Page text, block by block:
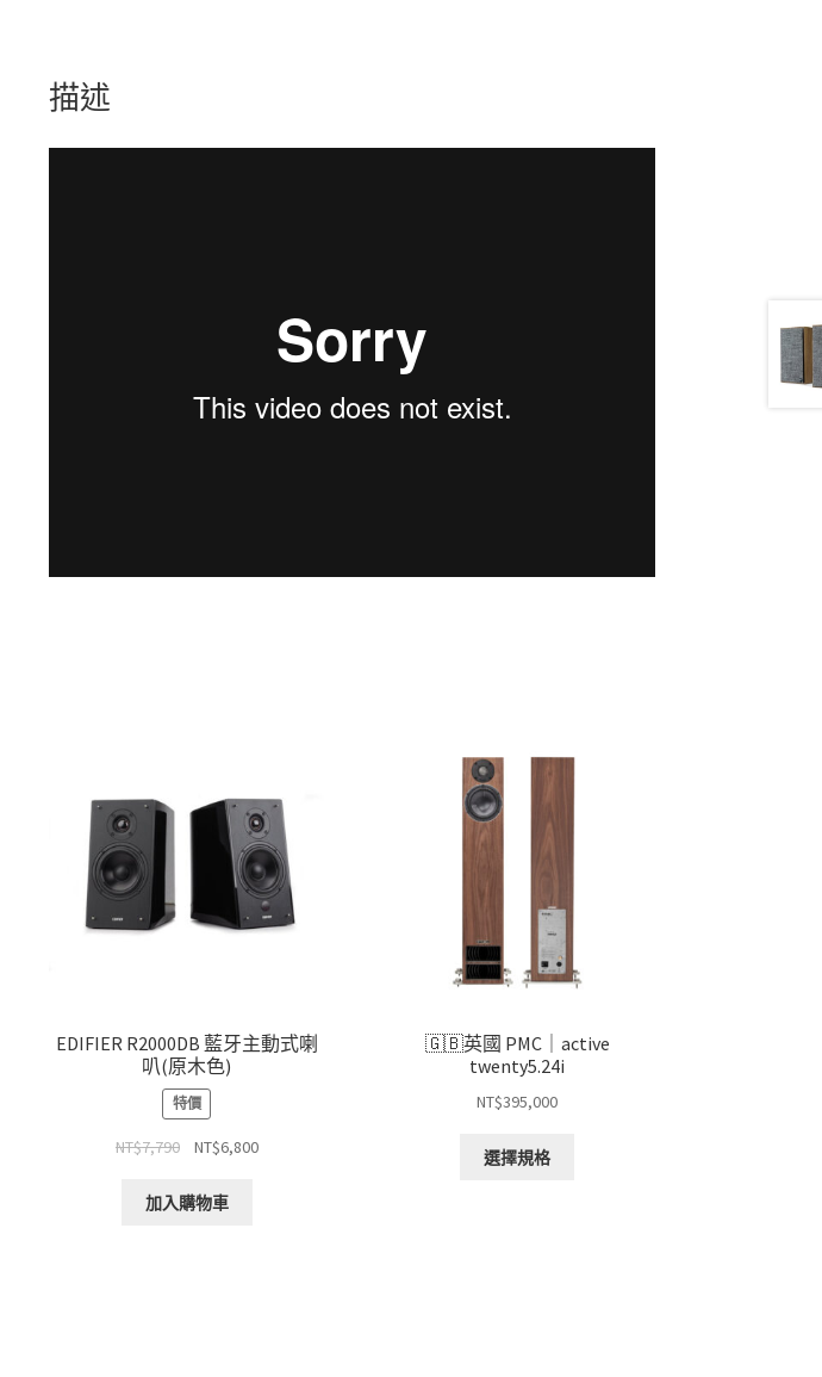
單
描述
EDIFIER R2000DB 藍牙主動式喇
叭(原木色)
特價
NT$7,790
原
價
NT$6,800目
加入購物車
🇬🇧英國 PMC｜active
twenty5.24i
NT$395,000
選擇規格